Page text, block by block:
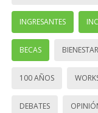
INGRESANTES
BECAS
100 AÑOS
DEBATES